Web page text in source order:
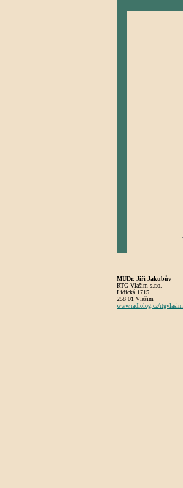
MUDr. Jiří Jakubův
RTG Vlašim s.r.o.
Lidická 1715
258 01 Vlašim
www.radiolog.cz/rtgvlasim